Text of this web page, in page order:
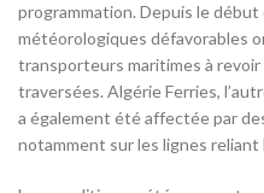
programmation. Depuis le début
météorologiques défavorables
transporteurs maritimes à
traversées. Algérie Ferries,
a également été affectée par
notamment sur les lignes reliant